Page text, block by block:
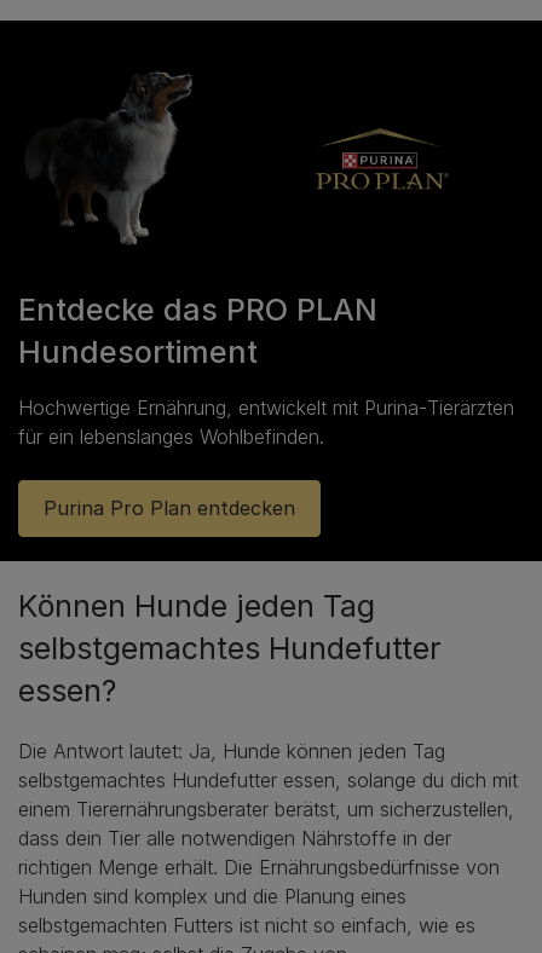
Entdecke das PRO PLAN
Hundesortiment
Hochwertige Ernährung, entwickelt mit Purina‑Tierärzten
für ein lebenslanges Wohlbefinden.
Purina Pro Plan entdecken
Können Hunde jeden Tag
selbstgemachtes Hundefutter
essen?
Die Antwort lautet: Ja, Hunde können jeden Tag
selbstgemachtes Hundefutter essen, solange du dich mit
einem Tierernährungsberater berätst, um sicherzustellen,
dass dein Tier alle notwendigen Nährstoffe in der
richtigen Menge erhält. Die Ernährungsbedürfnisse von
Hunden sind komplex und die Planung eines
selbstgemachten Futters ist nicht so einfach, wie es